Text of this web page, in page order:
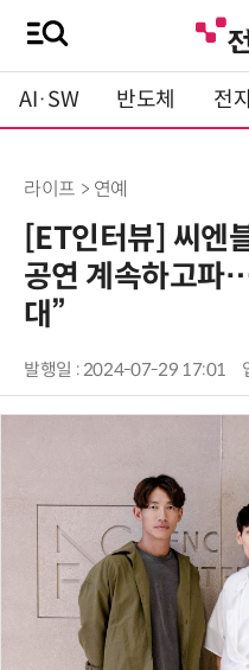
AI·SW 반도체 전
라이프 > 연예
[ET인터뷰] 씨엔
공연 계속하고파
대”
발행일 : 2024-07-29 17:01